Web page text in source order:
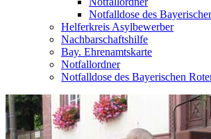
Notfalldose des
Helferkreis Asylbewerber
Nachbarschaftshilfe
Bay. Ehrenamtskarte
Notfallordner
Notfalldose des Bayerischen